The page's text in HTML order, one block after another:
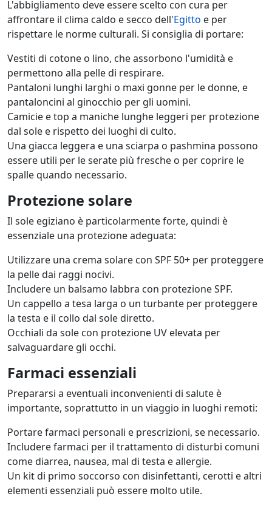
L'abbigliamento deve essere scelto con cura per
affrontare il clima caldo e secco dell'Egitto e per
rispettare le norme culturali. Si consiglia di portare:
Vestiti di cotone o lino, che assorbono l'umidità e
permettono alla pelle di respirare.
Pantaloni lunghi larghi o maxi gonne per le donne, e
pantaloncini al ginocchio per gli uomini.
Camicie e top a maniche lunghe leggeri per protezione
dal sole e rispetto dei luoghi di culto.
Una giacca leggera e una sciarpa o pashmina possono
essere utili per le serate più fresche o per coprire le
spalle quando necessario.
Protezione solare
Il sole egiziano è particolarmente forte, quindi è
essenziale una protezione adeguata:
Utilizzare una crema solare con SPF 50+ per proteggere
la pelle dai raggi nocivi.
Includere un balsamo labbra con protezione SPF.
Un cappello a tesa larga o un turbante per proteggere
la testa e il collo dal sole diretto.
Occhiali da sole con protezione UV elevata per
salvaguardare gli occhi.
Farmaci essenziali
Prepararsi a eventuali inconvenienti di salute è
importante, soprattutto in un viaggio in luoghi remoti:
Portare farmaci personali e prescrizioni, se necessario.
Includere farmaci per il trattamento di disturbi comuni
come diarrea, nausea, mal di testa e allergie.
Un kit di primo soccorso con disinfettanti, cerotti e altri
elementi essenziali può essere molto utile.